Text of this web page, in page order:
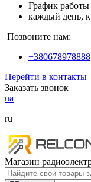
График
каждый день,
Позвоните нам:
+380678978888
Перейти в контакты
Заказать звонок
ua
ru
Магазин